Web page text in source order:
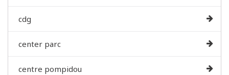
cdg
center parc
centre pompidou